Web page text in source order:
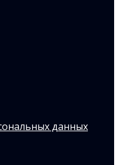
данных